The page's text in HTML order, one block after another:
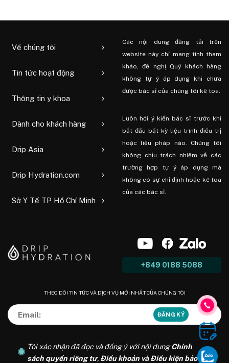
Về chúng tôi
Tin tức hoạt động
Thông tin y khoa
Dành cho khách hàng
Drip Asia
Drip Hydration.com
Sở Y Tế TP Hồ Chí Minh
Các nội dung đăng tải trên
website này chỉ mang tính tham
khảo, đề nghị Quý khách hàng
không tự ý áp dụng khi chưa
được bác sĩ của chúng tôi kê toa.
Luôn hỏi ý kiến ​​bác sĩ trước khi
bắt đầu bất kỳ liệu trình điều trị
hoặc liệu pháp nào. Chúng tôi
không chịu trách nhiệm về các
trường hợp tự ý áp dụng mà
không có sự chỉ định hoặc kê toa
của các bác sĩ.
+849 0188 5088
THEO DÕI TIN TỨC VÀ DỊCH VỤ MỚI NHẤT CỦA CHÚNG TÔI
Tôi xác nhận đã đọc và đồng ý với nội dungChính
sách quyền riêng tư, Điều khoản và Điều kiện bảo